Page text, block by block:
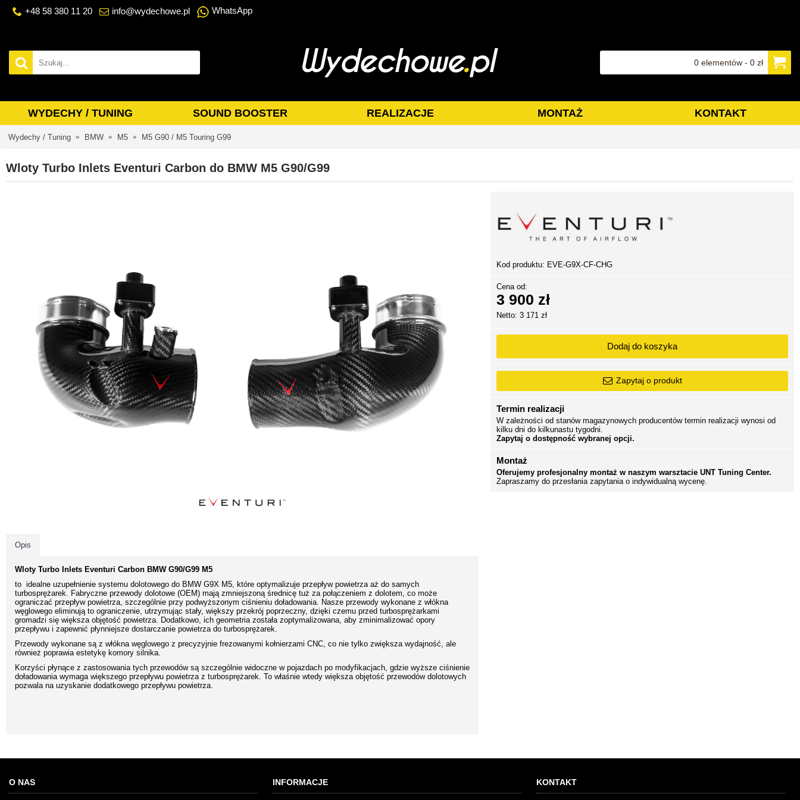
+48 58 380 11 20 info@wydechowe.pl WhatsApp
0 elementów - 0 zł
WYDECHY / TUNING SOUND BOOSTER REALIZACJE MONTAŻ KONTAKT
Wydechy / Tuning BMW M5 M5 G90 / M5 Touring G99
Wloty Turbo Inlets Eventuri Carbon do BMW M5 G90/G99
Opis
Wloty Turbo Inlets Eventuri Carbon BMW G90/G99 M5
to idealne uzupełnienie systemu dolotowego do BMW G9X M5, które optymalizuje przepływ powietrza aż do samych
turbosprężarek. Fabryczne przewody dolotowe (OEM) mają zmniejszoną średnicę tuż za połączeniem z dolotem, co może
ograniczać przepływ powietrza, szczególnie przy podwyższonym ciśnieniu doładowania. Nasze przewody wykonane z włókna
węglowego eliminują to ograniczenie, utrzymując stały, większy przekrój poprzeczny, dzięki czemu przed turbosprężarkami
gromadzi się większa objętość powietrza. Dodatkowo, ich geometria została zoptymalizowana, aby zminimalizować opory
przepływu i zapewnić płynniejsze dostarczanie powietrza do turbosprężarek.
Przewody wykonane są z włókna węglowego z precyzyjnie frezowanymi kołnierzami CNC, co nie tylko zwiększa wydajność, ale
również poprawia estetykę komory silnika.
Korzyści płynące z zastosowania tych przewodów są szczególnie widoczne w pojazdach po modyfikacjach, gdzie wyższe ciśnienie
doładowania wymaga większego przepływu powietrza z turbosprężarek. To właśnie wtedy większa objętość przewodów dolotowych
pozwala na uzyskanie dodatkowego przepływu powietrza.
Kod produktu: EVE-G9X-CF-CHG
Cena od:
3 900 zł
Netto: 3 171 zł
Dodaj do koszyka
Zapytaj o produkt
Termin realizacji
W zależności od stanów magazynowych producentów termin realizacji wynosi od
kilku dni do kilkunastu tygodni.
Zapytaj o dostępność wybranej opcji.
Montaż
Oferujemy profesjonalny montaż w naszym warsztacie UNT Tuning Center.
Zapraszamy do przesłania zapytania o indywidualną wycenę.
O NAS INFORMACJE KONTAKT